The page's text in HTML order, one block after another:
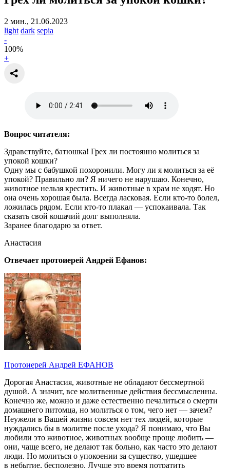
2 мин., 21.06.2023
light dark sepia
-
100%
+
Вопрос читателя:
Здравствуйте, батюшка! Грех ли постоянно молиться за
упокой кошки?
Одну мы с бабушкой похоронили. Могу ли я молиться за её
упокой? Правильно ли? Я ничего не нарушаю. Конечно,
животное нельзя крестить. И животные в храм не ходят. Но
она очень хорошая была. Всегда ласковая. Если кто-то болел,
ложилась рядом. Если кто-то плакал — успокаивала. Так
сказать свой кошачий долг выполняла.
Заранее благодарю за ответ.
Анастасия
Отвечает протоиерей Андрей Ефанов:
Протоиерей Андрей ЕФАНОВ
Дорогая Анастасия, животные не обладают бессмертной
душой. А значит, все молитвенные действия бессмысленны.
Конечно же, можно и даже естественно печалиться о смерти
домашнего питомца, но молиться о том, чего нет — зачем?
Неужели в Вашей жизни совсем нет тех людей, которые
нуждались бы в молитве после ухода? Я понимаю, что Вы
любили это животное, животных вообще проще любить —
они, чаще всего, не делают так больно, как часто это делают
люди. Но молиться о упокоении за существо, ушедшее
в небытие, бесполезно. Лучше это время потратить